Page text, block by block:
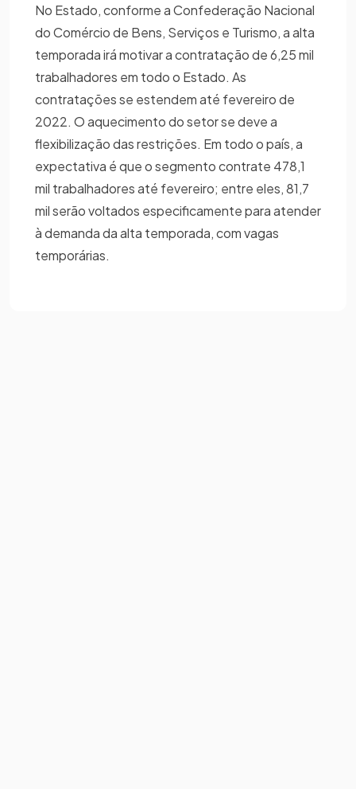
No Estado, conforme a Confederação Nacional
do Comércio de Bens, Serviços e Turismo, a alta
temporada irá motivar a contratação de 6,25 mil
trabalhadores em todo o Estado. As
contratações se estendem até fevereiro de
2022. O aquecimento do setor se deve a
flexibilização das restrições. Em todo o país, a
expectativa é que o segmento contrate 478,1
mil trabalhadores até fevereiro; entre eles, 81,7
mil serão voltados especificamente para atender
à demanda da alta temporada, com vagas
temporárias.